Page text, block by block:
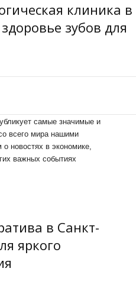
клиника в
зубов для
самые значимые и
всего мира нашими
новостях в экономике,
важных событиях
в Санкт-
яркого